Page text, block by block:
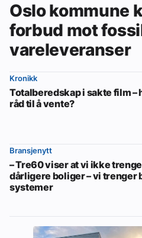
Oslo kommune
forbud mot
vareleveranser
Kronikk
Totalberedskap i sakte film –
råd til å vente?
Bransjenytt
– Tre60 viser at vi ikke
dårligere boliger – vi trenger
systemer